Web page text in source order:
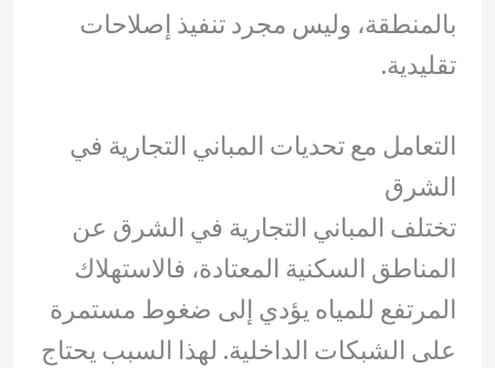
بالمنطقة، وليس مجرد تنفيذ إصلاحات
تقليدية.
التعامل مع تحديات المباني التجارية في
الشرق
تختلف المباني التجارية في الشرق عن
المناطق السكنية المعتادة، فالاستهلاك
المرتفع للمياه يؤدي إلى ضغوط مستمرة
على الشبكات الداخلية. لهذا السبب يحتاج